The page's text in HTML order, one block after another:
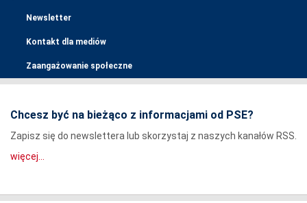
Newsletter
Kontakt dla mediów
Zaangażowanie społeczne
Chcesz być na bieżąco z informacjami od PSE?
Zapisz się do newslettera lub skorzystaj z naszych kanałów RSS.
więcej...